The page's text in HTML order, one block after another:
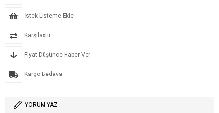
İstek Listeme Ekle
Karşılaştır
Fiyat Düşünce Haber Ver
Kargo Bedava
YORUM YAZ